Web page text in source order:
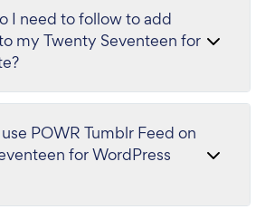
I need to follow to add
my Twenty Seventeen for
POWR Tumblr Feed on
for WordPress